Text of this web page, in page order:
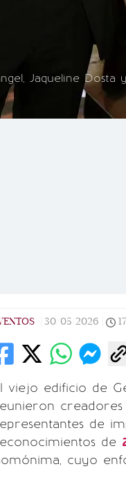
Jaqueline
30/05/2026
viejo edificio de
de
de
cuyo